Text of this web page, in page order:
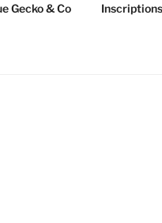
Gecko & Co Inscriptions